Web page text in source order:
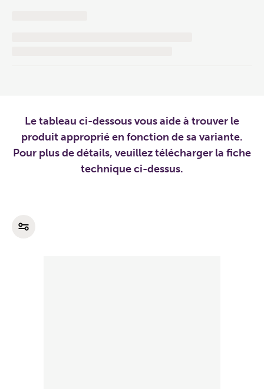
Le tableau ci-dessous vous aide à trouver le
produit approprié en fonction de sa variante.
Pour plus de détails, veuillez télécharger la fiche
technique ci-dessus.